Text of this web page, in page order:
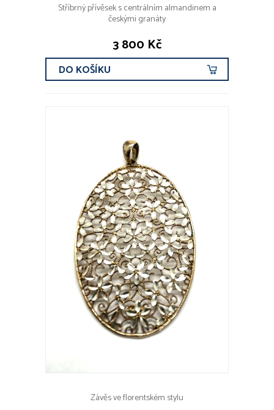
Stříbrný přívěsek s centrálním almandinem a
českými granáty
3 800 Kč
DO KOŠÍKU
Závěs ve florentském stylu